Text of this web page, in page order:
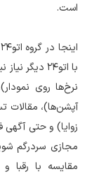
است.
با اتو۲۴
نرخ‌ها روی
آپشن‌ها)، مقالات
زوایا) و حتی آگهی
مجازی سردرگم
مقایسه با رقبا